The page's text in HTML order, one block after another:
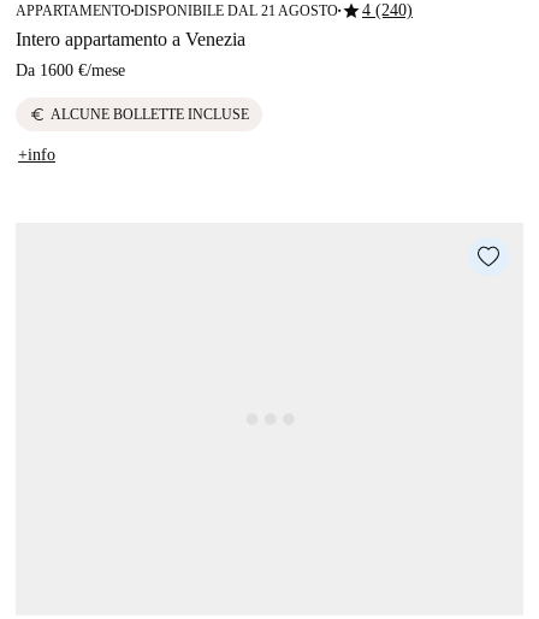
APPARTAMENTO■DISPONIBILE DAL 21 AGOSTO■star4 (240)
Intero appartamento a Venezia
Da 1600 €/mese
euro ALCUNE BOLLETTE INCLUSE
+info